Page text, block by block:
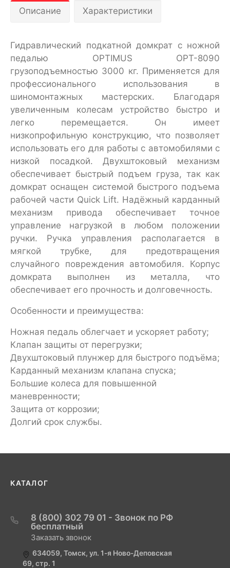
Описание Характеристики
Гидравлический подкатной домкрат c ножной
педалью OPTIMUS OPT-8090
грузоподъемностью 3000 кг. Применяется для
профессионального использования в
шиномонтажных мастерских. Благодаря
увеличенным колесам устройство быстро и
легко перемещается. Он имеет
низкопрофильную конструкцию, что позволяет
использовать его для работы с автомобилями с
низкой посадкой. Двухштоковый механизм
обеспечивает быстрый подъем груза, так как
домкрат оснащен системой быстрого подъема
рабочей части Quick Lift. Надёжный карданный
механизм привода обеспечивает точное
управление нагрузкой в любом положении
ручки. Ручка управления располагается в
мягкой трубке, для предотвращения
случайного повреждения автомобиля. Корпус
домкрата выполнен из металла, что
обеспечивает его прочность и долговечность.
Особенности и преимущества:
Ножная педаль облегчает и ускоряет работу;
Клапан защиты от перегрузки;
Двухштоковый плунжер для быстрого подъёма;
Карданный механизм клапана спуска;
Большие колеса для повышенной
маневренности;
Защита от коррозии;
Долгий срок службы.
КАТАЛОГ
8 (800) 302 79 01 - Звонок по РФ
бесплатный
Заказать звонок
634059, Томск, ул. 1-я Ново-Деповская
69, стр. 1